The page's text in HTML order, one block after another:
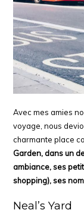
Avec mes amies
voyage, nous
charmante place
Garden, dans un
ambiance, ses
shopping), ses
Neal’s Yard